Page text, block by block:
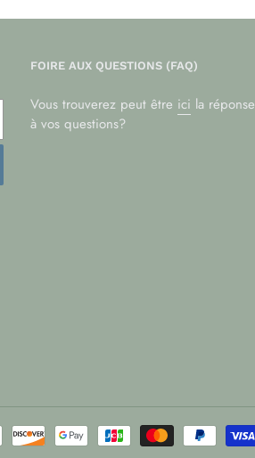
FOIRE AUX QUESTIONS (FAQ)
Vous trouverez peut être ici la réponse
à vos questions?